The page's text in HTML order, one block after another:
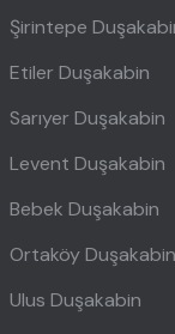
Şirintepe
Etiler Duşakabin
Sarıyer Duşakabin
Levent Duşakabin
Bebek Duşakabin
Ortaköy Duşakabin
Ulus Duşakabin